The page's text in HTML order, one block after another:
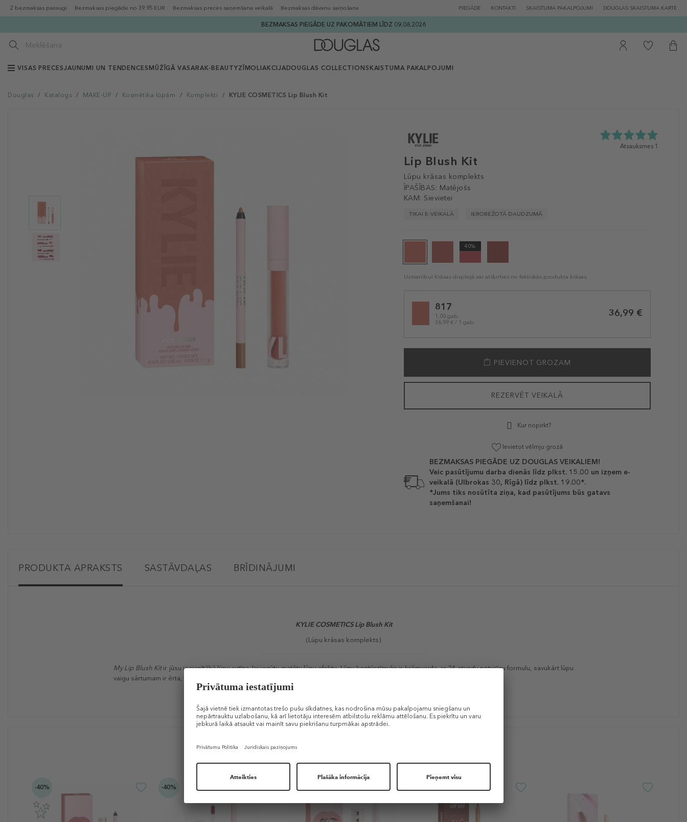
2 bezmaksas paraugi Bezmaksas piegāde no 39.95 EUR Bezmaksas preces saņemšana veikalā Bezmaksas dāvanu saiņošana PIEGĀDE KONTAKTI SKAISTUMA PAKALPOJUMI DOUGLAS SKAISTUMA KARTE
BEZMAKSAS PIEGĀDE UZ PAKOMĀTIEM LĪDZ 09.08.2026
VISAS PRECESJAUNUMI UN TENDENCES MŪŽĪGĀ VASARAK-BEAUTYZĪMOLIAKCIJADOUGLAS COLLECTION SKAISTUMA PAKALPOJUMI
Douglas / Katalogs / MAKE-UP / Kosmētika lūpām / Komplekti / KYLIE COSMETICS Lip Blush Kit
Lip Blush Kit
Lūpu krāsas komplekts
ĪPAŠĪBAS: Matējošs
KAM: Sievietei
TIKAI E-VEIKALĀ IEROBEŽOTĀ DAUDZUMĀ
5.0
Atsauksmes 1
40%
Uzmanību! Krāsas displejā var atšķirties no faktiskās produkta krāsas.
variation817
1.00 gab.
36,99 € / 1 gab.
36,99 €
PIEVIENOT GROZAM
REZERVĒT VEIKALĀ
Kur nopirkt?
Ievietot vēlmju grozā
BEZMAKSAS PIEGĀDE UZ DOUGLAS VEIKALIEM!
Veic pasūtījumu darba dienās līdz plkst. 15.00 un izņem e-
veikalā (Ulbrokas 30, Rīgā) līdz plkst. 19.00*.
*Jums tiks nosūtīta ziņa, kad pasūtījums būs gatavs
saņemšanai!
PRODUKTA APRAKSTS SASTĀVDAĻAS BRĪDINĀJUMI
KYLIE COSMETICSLip Blush Kit
(Lūpu krāsas komplekts)
My Lip Blush Kitir jūsu iecienītākā lūpu rutīna, lai iegūtu matētu lūpu efektu. Lūpu kontūrzīmulis ir krēmveida, ar 24 stundu noturīgu formulu, savukārt lūpu
vaigu sārtumam ir ērta, viegla tekstūra, kas nodrošina nepārspējamu toni.
Līdzīgi produkti
-40% -40%